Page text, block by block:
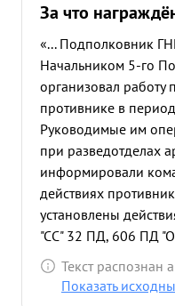
За что
«... Подполковник
Начальником 5-го
организовал
противнике в
Руководимые им
при разведотделах
информировали
действиях
установлены
"СС" 32 ПД, 606 ПД
ПД и ряда другах
Армии было точно и
Текст распознан
Показать